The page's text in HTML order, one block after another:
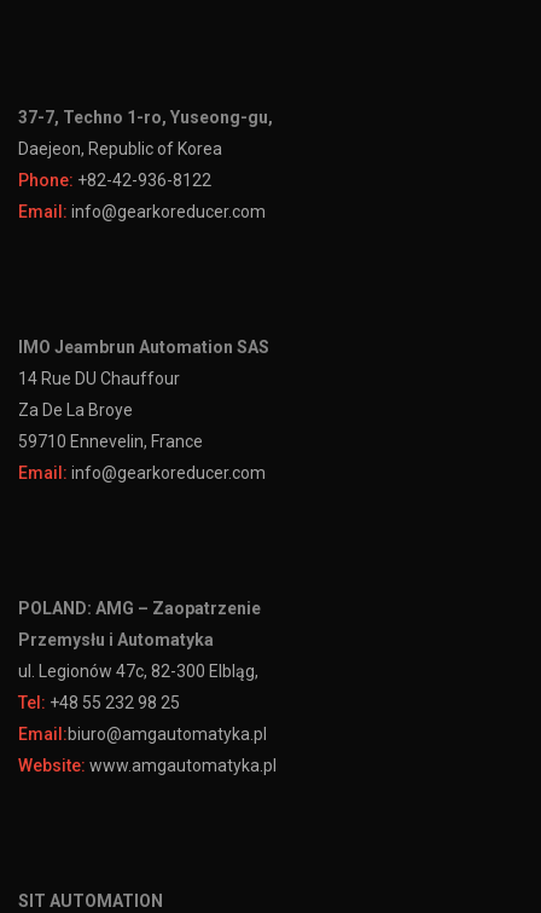
37-7, Techno 1-ro, Yuseong-gu,
Daejeon, Republic of Korea
Phone: +82-42-936-8122
Email: info@gearkoreducer.com
IMO Jeambrun Automation SAS
14 Rue DU Chauffour
Za De La Broye
59710 Ennevelin, France
Email: info@gearkoreducer.com
POLAND: AMG – Zaopatrzenie
Przemysłu i Automatyka
ul. Legionów 47c, 82-300 Elbląg,
Tel: +48 55 232 98 25
Email:biuro@amgautomatyka.pl
Website: www.amgautomatyka.pl
SIT AUTOMATION